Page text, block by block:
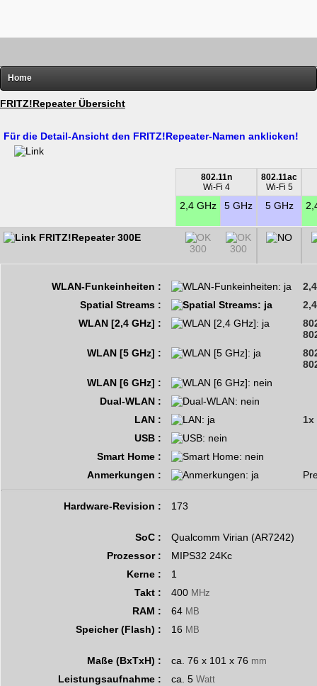
Home
FRITZ!
Hardware
FRITZ!Repeater Übersicht
Für die Detail-Ansicht den FRITZ!Repeater-Namen anklicken!
802.11n
Wi-Fi 4
802.11ac
Wi-Fi 5
2,4 GHz 5 GHz 5 GHz
FRITZ!Repeater 300E
300
300
WLAN-Funkeinheiten :
Spatial Streams :
WLAN [2,4 GHz] :
WLAN [5 GHz] :
WLAN [6 GHz] :
Dual-WLAN :
LAN :
1x
USB :
Smart Home :
Anmerkungen :
Hardware-Revision : 173
SoC :
Qualcomm Virian (AR7242)
Prozessor :
MIPS32 24Kc
Kerne :
1
Takt :
400 MHz
RAM : 64 MB
Speicher (Flash) : 16 MB
Maße (BxTxH) : ca. 76 x 101 x 76 mm
Leistungsaufnahme : ca. 5 Watt